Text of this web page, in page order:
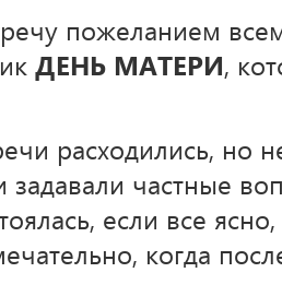
пожеланием
ДЕНЬ МАТЕРИ,
расходились, но
частные
если все
когда